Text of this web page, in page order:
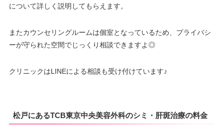
について詳しく説明してもらえます。
またカウンセリングルームは個室となっているため、プライバシ
ーが守られた空間でじっくり相談できますよ◎
クリニックはLINEによる相談も受け付けています♪
松戸にあるTCB東京中央美容外科のシミ・肝斑治療の料金